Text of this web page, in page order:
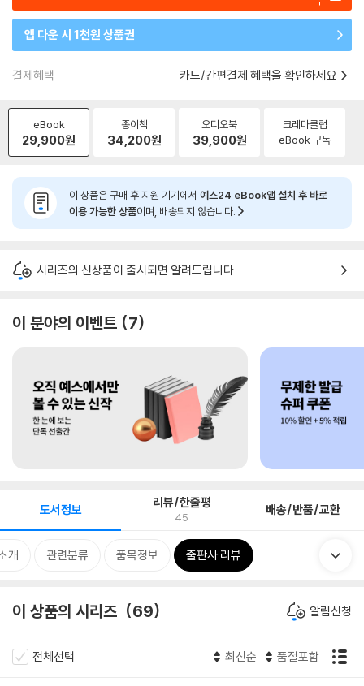
앱 다운 시 1천원 상품권
결제혜택 카드/간편결제 혜택을 확인하세요
eBook
29,900원
종이책
34,200원
오디오북
39,900원
크레마클럽
eBook 구독
이 상품은 구매 후 지원 기기에서 예스24 eBook앱 설치 후 바로
이용 가능한 상품이며, 배송되지 않습니다.
시리즈의 신상품이 출시되면 알려드립니다.
이 분야의 이벤트 7
도서정보 리뷰/한줄평
45 배송/반품/교환
개 관련분류 품목정보 출판사 리뷰
이 상품의 시리즈 69 알림신청
전체선택 최신순 품절포함